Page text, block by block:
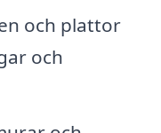
och plattor
och